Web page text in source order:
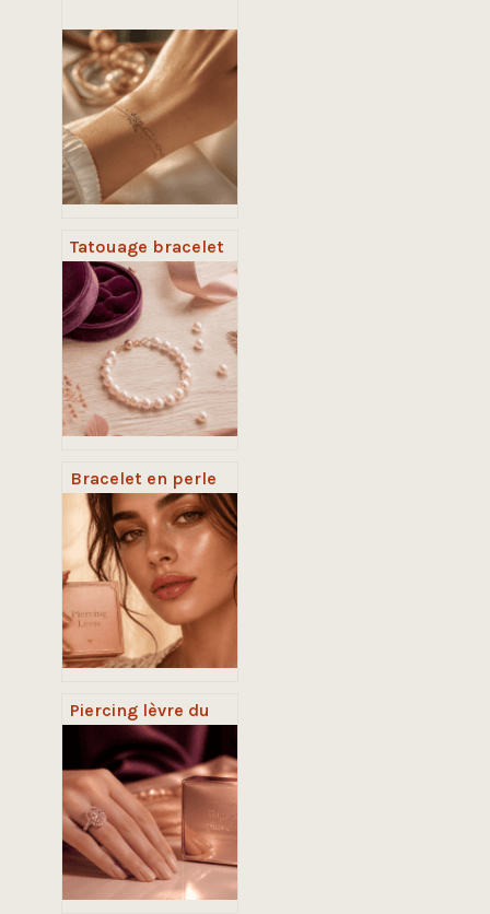
Tatouage bracelet
au poignet : 3
styles
minimalistes pour
sublimer votre
main et 5 erreurs
fatales à éviter
Bracelet en perle
de culture : 3
critères de qualité
pour choisir votre
bijou en or 18
carats
Piercing lèvre du
bas : 5 variantes
esthétiques et les
étapes clés pour
une cicatrisation
sans risque